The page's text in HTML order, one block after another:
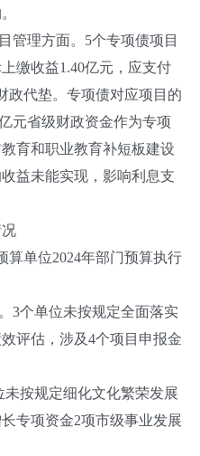
理方面。5个专项债项目
缴收益1.40亿元，应支付
政代垫。专项债对应项目的
元省级财政资金作为专项
育和职业教育补短板建设
益未能实现，影响利息支
单位2024年部门预算执行
个单位未按规定全面落实
评估，涉及4个项目申报金
按规定细化文化繁荣发展
专项资金2项市级事业发展